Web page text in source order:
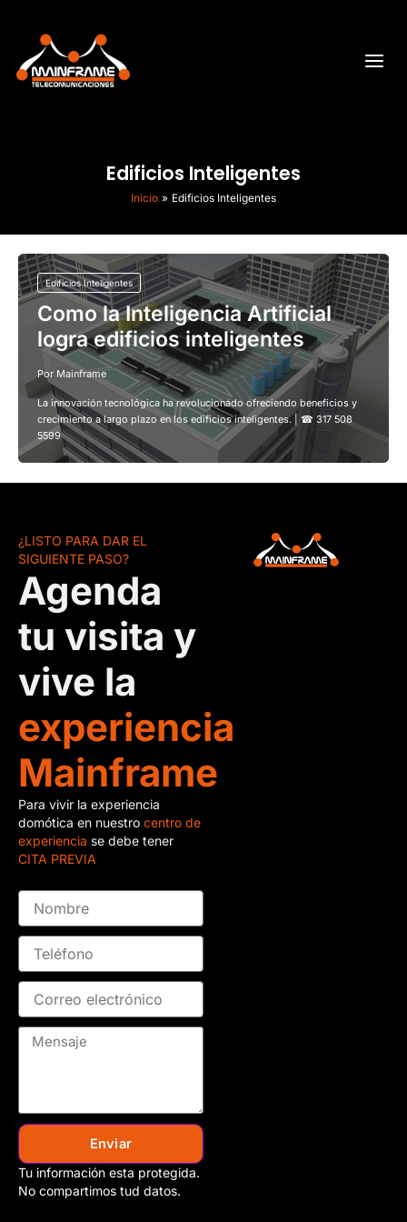
contenido
Edificios Inteligentes
Inicio Edificios Inteligentes
Edificios Inteligentes
Como la Inteligencia Artificial
logra edificios inteligentes
Por Mainframe
La innovación tecnológica ha revolucionado ofreciendo beneficios y
crecimiento a largo plazo en los edificios inteligentes. | ☎ 317 508
5599
¿LISTO PARA DAR EL
SIGUIENTE PASO?
Agenda
tu visita y
vive la
experiencia
Mainframe
Para vivir la experiencia
domótica en nuestro centro de
experiencia se debe tener
CITA PREVIA
Enviar
Tu información esta protegida.
No compartimos tud datos.